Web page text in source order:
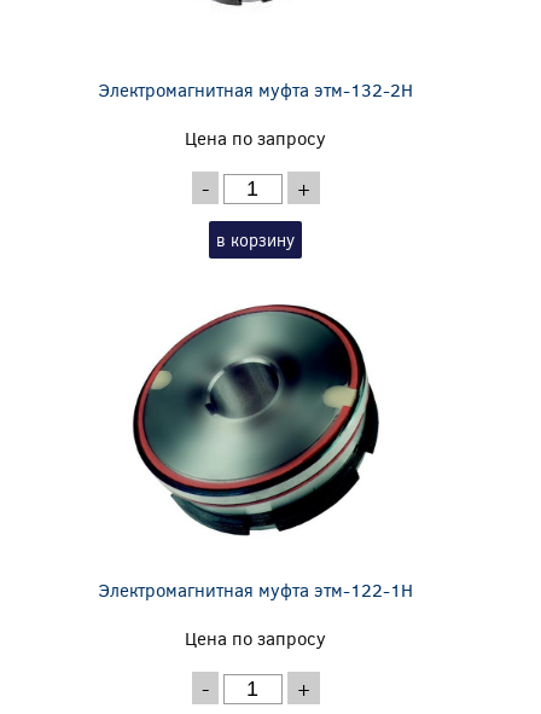
Электромагнитная муфта этм-132-2Н
Цена по запросу
- +
в корзину
Электромагнитная муфта этм-122-1Н
Цена по запросу
- +